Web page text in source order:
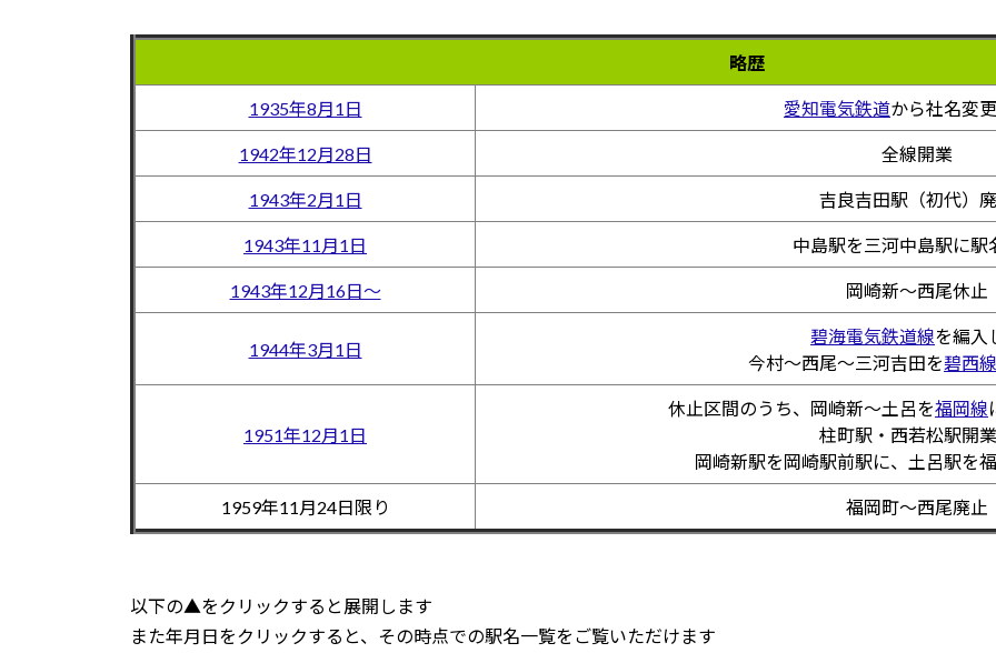
略歴
1935年8月1日 愛知電気鉄道から社名変
1942年12月28日 全線開業
1943年2月1日 吉良吉田駅（初代）
1943年11月1日 中島駅を三河中島駅に駅
1943年12月16日～ 岡崎新～西尾休止
1944年3月1日
碧海電気鉄道線を編入
今村～西尾～三河吉田を碧西線
1951年12月1日
休止区間のうち、岡崎新～土呂を福岡線
柱町駅・西若松駅開
岡崎新駅を岡崎駅前駅に、土呂駅を
1959年11月24日限り 福岡町～西尾廃止
以下の▲をクリックすると展開します
また年月日をクリックすると、その時点での駅名一覧をご覧いただけます